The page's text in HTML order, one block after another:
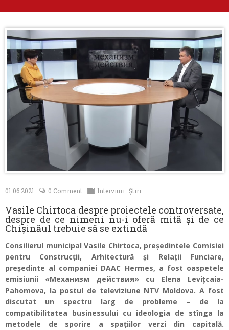
Despre mine
Contacte
01.06.2021 0 Comment Interviuri Știri
Vasile Chirtoca despre proiectele controversate,
despre de ce nimeni nu-i oferă mită și de ce
Chișinăul trebuie să se extindă
Consilierul municipal Vasile Chirtoca, președintele Comisiei
pentru Construcții, Arhitectură și Relații Funciare,
președinte al companiei DAAC Hermes, a fost oaspetele
emisiunii «Механизм действия» cu Elena Levițcaia-
Pahomova, la postul de televiziune NTV Moldova. A fost
discutat un spectru larg de probleme – de la
compatibilitatea businessului cu ideologia de stînga la
metodele de sporire a spațiilor verzi din capitală.